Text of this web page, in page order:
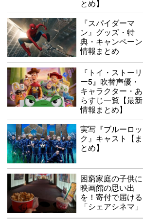
とめ】
『スパイダーマ
ン』グッズ・特
典・キャンペーン
情報まとめ
『トイ・ストーリ
ー5』吹替声優・
キャラクター・あ
らすじ一覧【最新
情報まとめ】
実写『ブルーロッ
ク』キャスト【ま
とめ】
困窮家庭の子供に
映画館の思い出
を！寄付で届ける
「シェアシネマ」